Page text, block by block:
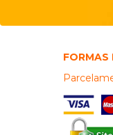
FORMAS